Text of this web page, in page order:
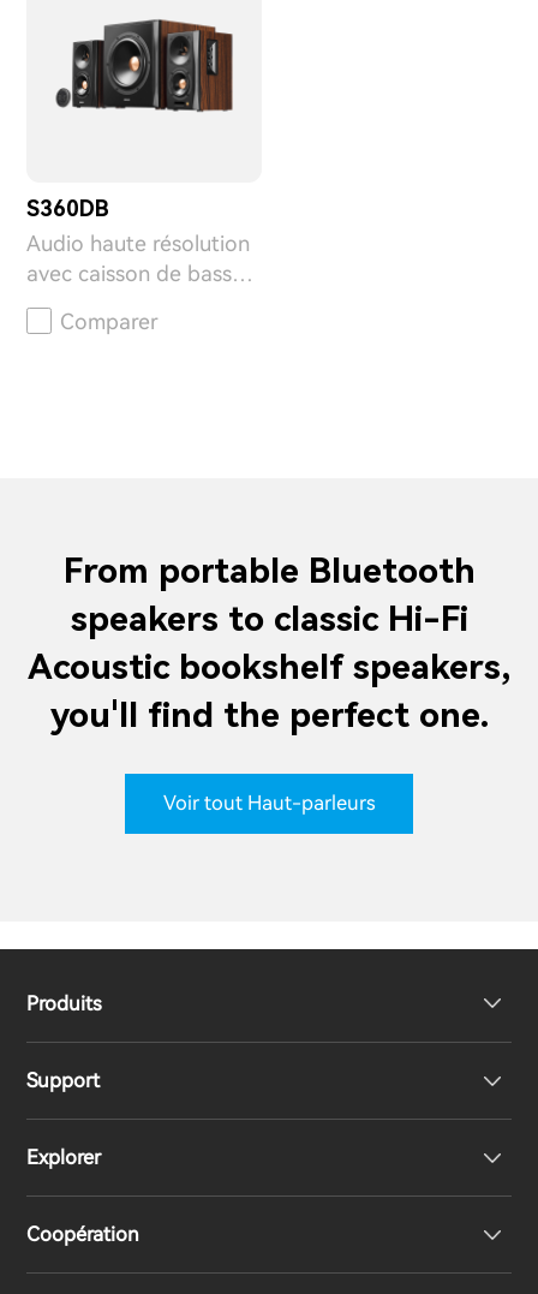
S360DB
Audio haute résolution
avec caisson de basses
sans fil
Comparer
From portable Bluetooth
speakers to classic Hi-Fi
Acoustic bookshelf speakers,
you'll find the perfect one.
Voir tout Haut-parleurs
Produits
Haut-parleurs
Écouteurs
Casques
Support
Déclaration de conformité UE
Explorer
Coopération